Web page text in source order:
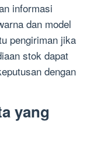
informasi
dan model
pengiriman jika
stok dapat
dengan
yang